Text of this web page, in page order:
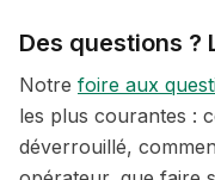
Des questions ?
Notre foire aux
les plus courantes :
déverrouillé,